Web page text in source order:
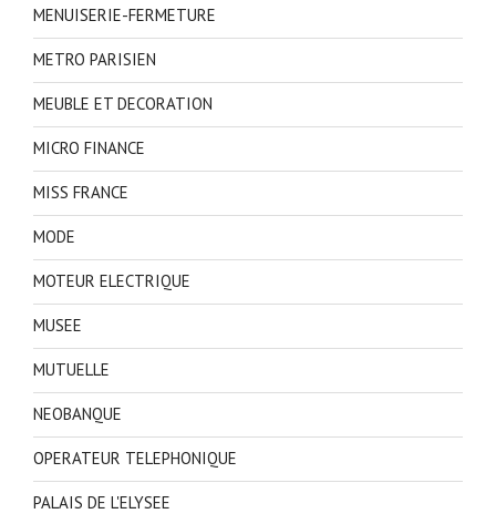
MENUISERIE-FERMETURE
METRO PARISIEN
MEUBLE ET DECORATION
MICRO FINANCE
MISS FRANCE
MODE
MOTEUR ELECTRIQUE
MUSEE
MUTUELLE
NEOBANQUE
OPERATEUR TELEPHONIQUE
PALAIS DE L'ELYSEE